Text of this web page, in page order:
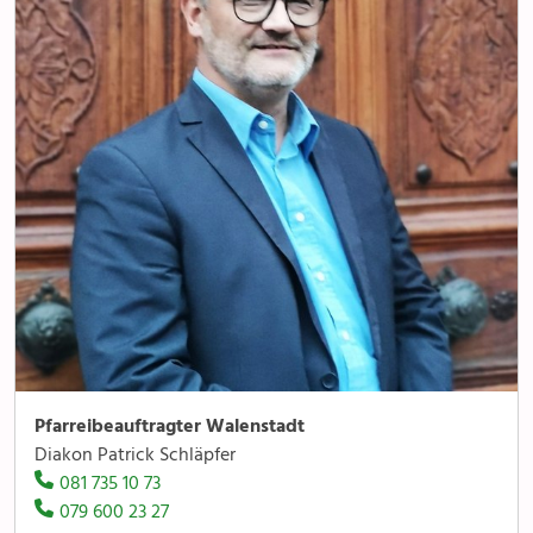
Pfarreibeauftragter Walenstadt
Diakon Patrick Schläpfer
081 735 10 73
079 600 23 27